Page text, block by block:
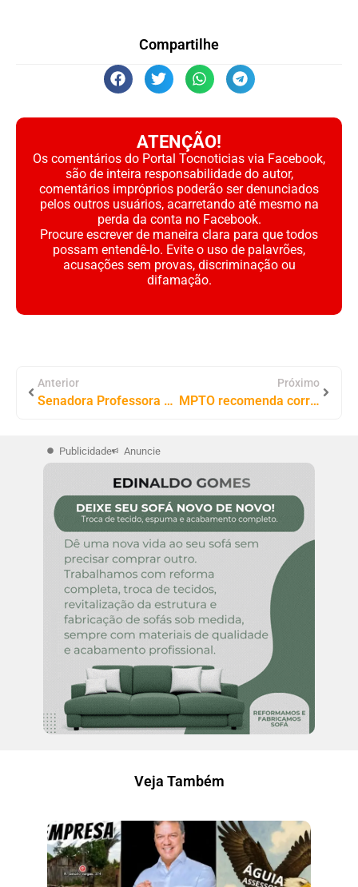
Compartilhe
ATENÇÃO!
Os comentários do Portal Tocnoticias via Facebook,
são de inteira responsabilidade do autor,
comentários impróprios poderão ser denunciados
pelos outros usuários, acarretando até mesmo na
perda da conta no Facebook.
Procure escrever de maneira clara para que todos
possam entendê-lo. Evite o uso de palavrões,
acusações sem provas, discriminação ou
difamação.
Anterior
Senadora Professora Dorinha entrega maquinários e assina contratos de pavimentação no valor de mais de R$ 23 milhões para cidades do TO
Próximo
MPTO recomenda correções em gratificações da Educação de Tocantinópolis por falta de publicação oficial
Publicidade Anuncie
Veja Também